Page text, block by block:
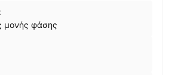
μονής φάσης